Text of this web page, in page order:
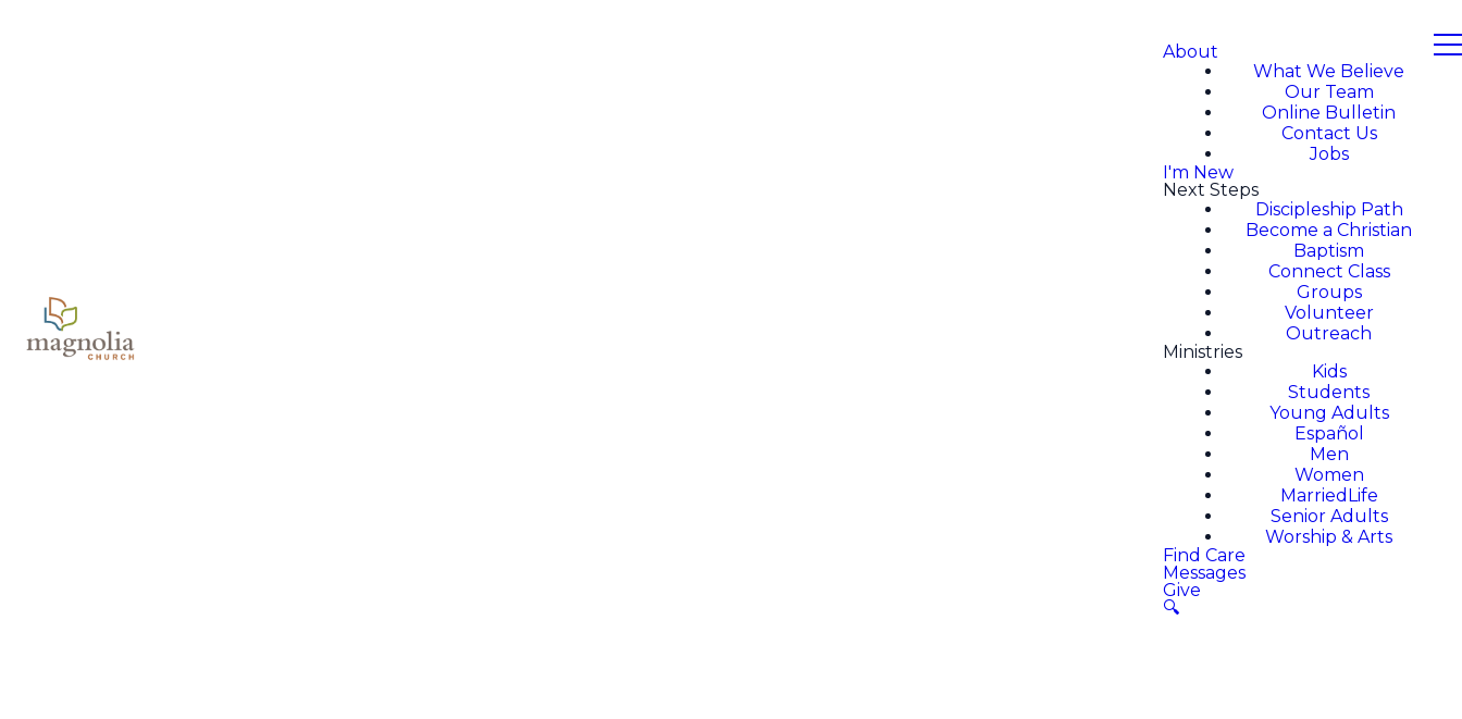
About
What We Believe
Our Team
Online Bulletin
Contact Us
Jobs
I'm New
Next Steps
Discipleship Path
Become a Christian
Baptism
Connect Class
Groups
Volunteer
Outreach
Ministries
Kids
Students
Young Adults
Español
Men
Women
MarriedLife
Senior Adults
Worship & Arts
Find Care
Messages
Give
🔍